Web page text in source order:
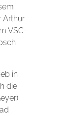
Arthur
VSC-
in
die